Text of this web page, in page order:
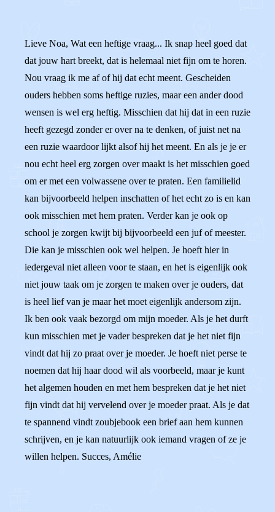
Lieve Noa, Wat een heftige vraag... Ik snap heel goed dat
dat jouw hart breekt, dat is helemaal niet fijn om te horen.
Nou vraag ik me af of hij dat echt meent. Gescheiden
ouders hebben soms heftige ruzies, maar een ander dood
wensen is wel erg heftig. Misschien dat hij dat in een ruzie
heeft gezegd zonder er over na te denken, of juist net na
een ruzie waardoor lijkt alsof hij het meent. En als je je er
nou echt heel erg zorgen over maakt is het misschien goed
om er met een volwassene over te praten. Een familielid
kan bijvoorbeeld helpen inschatten of het echt zo is en kan
ook misschien met hem praten. Verder kan je ook op
school je zorgen kwijt bij bijvoorbeeld een juf of meester.
Die kan je misschien ook wel helpen. Je hoeft hier in
iedergeval niet alleen voor te staan, en het is eigenlijk ook
niet jouw taak om je zorgen te maken over je ouders, dat
is heel lief van je maar het moet eigenlijk andersom zijn.
Ik ben ook vaak bezorgd om mijn moeder. Als je het durft
kun misschien met je vader bespreken dat je het niet fijn
vindt dat hij zo praat over je moeder. Je hoeft niet perse te
noemen dat hij haar dood wil als voorbeeld, maar je kunt
het algemen houden en met hem bespreken dat je het niet
fijn vindt dat hij vervelend over je moeder praat. Als je dat
te spannend vindt zoubjebook een brief aan hem kunnen
schrijven, en je kan natuurlijk ook iemand vragen of ze je
willen helpen. Succes, Amélie